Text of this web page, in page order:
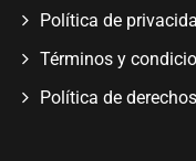
Política de
Términos y
Política de